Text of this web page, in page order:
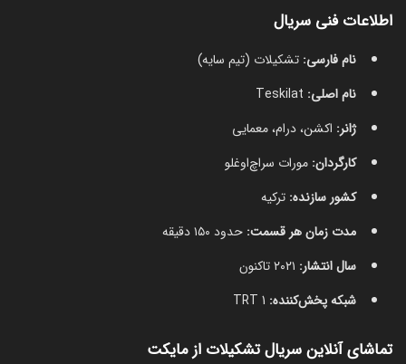
اطلاعات فنی سریال
نام فارسی: تشکیلات (تیم سایه)
نام اصلی:
ژانر: اکشن، درام، معمایی
کارگردان: مورات سراچ‌اوغلو
کشور سازنده: ترکیه
مدت زمان هر قسمت: حدود ۱۵۰ دقیقه
سال انتشار:
شبکه پخش‌کننده:
تماشای آنلاین سریال تشکیلات از مایکت